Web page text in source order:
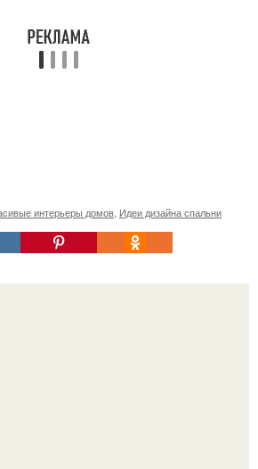
интерьеры домов, Идеи дизайна спальни